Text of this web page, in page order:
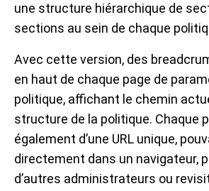
une structure hiérarchique de
sections au sein de chaque
Avec cette version, des
en haut de chaque page de
politique, affichant le chemin
structure de la politique. Chaque
également d’une URL unique,
directement dans un navigateur,
d’autres administrateurs ou